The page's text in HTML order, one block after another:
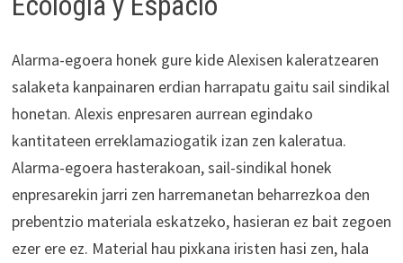
Alarma-egoera honek gure kide Alexisen kaleratzearen
salaketa kanpainaren erdian harrapatu gaitu sail sindikal
honetan. Alexis enpresaren aurrean egindako
kantitateen erreklamaziogatik izan zen kaleratua.
Alarma-egoera hasterakoan, sail-sindikal honek
enpresarekin jarri zen harremanetan beharrezkoa den
prebentzio materiala eskatzeko, hasieran ez bait zegoen
ezer ere ez. Material hau pixkana iristen hasi zen, hala